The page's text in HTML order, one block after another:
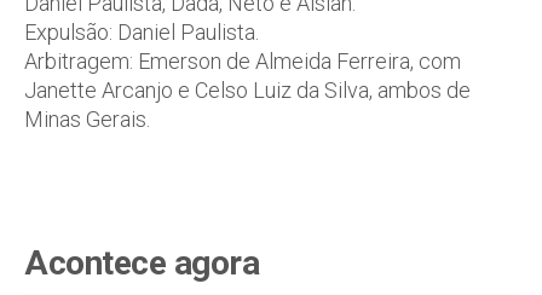
Expulsão: Daniel Paulista.
Arbitragem: Emerson de Almeida Ferreira, com
Janette Arcanjo e Celso Luiz da Silva, ambos de
Minas Gerais.
Acontece agora